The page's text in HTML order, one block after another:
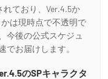
ており、Ver.4.5か
は現時点で不透明で
今後の公式スケジュ
でお届けします。
のSPキャラクタ